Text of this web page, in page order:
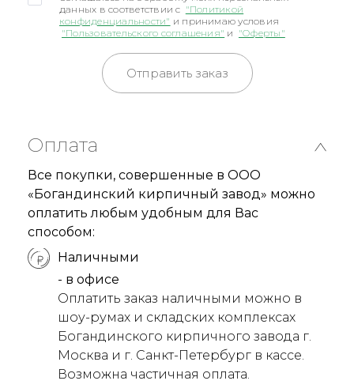
данных в соответствии с "Политикой
конфиденциальности" и принимаю условия
"Пользовательского соглашения" и "Оферты"
Отправить заказ
Оплата
Все покупки, совершенные в ООО
«Богандинский кирпичный завод» можно
оплатить любым удобным для Вас
способом:
Наличными
- в офисе
Оплатить заказ наличными можно в
шоу-румах и складских комплексах
Богандинского кирпичного завода г.
Москва и г. Санкт-Петербург в кассе.
Возможна частичная оплата.